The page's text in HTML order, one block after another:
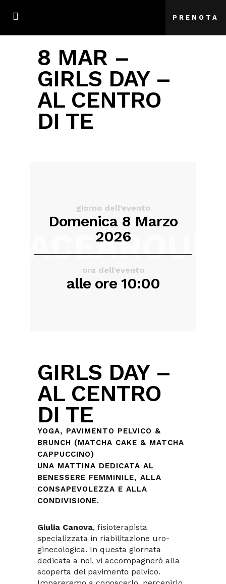
PRENOTA
8 MAR –
GIRLS DAY –
AL CENTRO
DI TE
giorno dell’evento
Domenica 8 Marzo
2026
ora dell’evento
alle ore 10:00
GIRLS DAY –
AL CENTRO
DI TE
YOGA, PAVIMENTO PELVICO &
BRUNCH (MATCHA CAKE & MATCHA
CAPPUCCINO)
UNA MATTINA DEDICATA AL
BENESSERE FEMMINILE, ALLA
CONSAPEVOLEZZA E ALLA
CONDIVISIONE.
Giulia Canova, fisioterapista
specializzata in riabilitazione uro-
ginecologica. In questa giornata
dedicata a noi, vi accompagnerò alla
scoperta del pavimento pelvico.